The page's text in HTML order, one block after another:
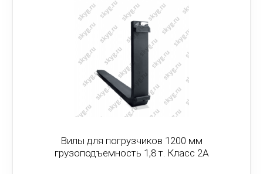
Вилы для погрузчиков 1200 мм
грузоподъемность 1,8 т. Класс 2А